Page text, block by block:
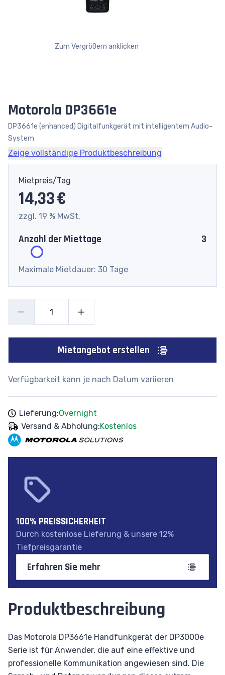
Zum Vergrößern anklicken
Motorola DP3661e
DP3661e (enhanced) Digitalfunkgerät mit intelligentem Audio-
System
Zeige vollständige Produktbeschreibung
Mietpreis/Tag
14,33 €
zzgl. 19 % MwSt.
Anzahl der Miettage 3
Maximale Mietdauer: 30 Tage
Mietangebot erstellen
Verfügbarkeit kann je nach Datum variieren
Lieferung:Overnight
Versand & Abholung:Kostenlos
100% PREISSICHERHEIT
Durch kostenlose Lieferung & unsere 12%
Tiefpreisgarantie
Erfahren Sie mehr
Produktbeschreibung
Das Motorola DP3661e Handfunkgerät der DP3000e
Serie ist für Anwender, die auf eine effektive und
professionelle Kommunikation angewiesen sind. Die